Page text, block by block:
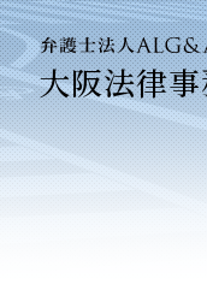
大阪法律